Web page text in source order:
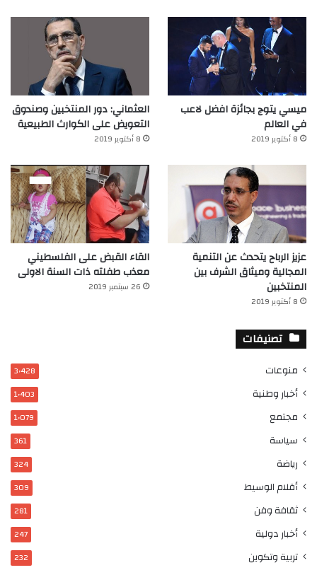
ميسي يتوج بجائزة افضل لاعب
في العالم‎
8 أكتوبر 2019
العثماني: دور المنتخبين وصندوق
التعويض على الكوارث الطبيعية
8 أكتوبر 2019
عزيز الرباح يتحدث عن التنمية
المجالية وميثاق الشرف بين
المنتخبين
8 أكتوبر 2019
القاء القبض على الفلسطيني
معذب طفلته ذات السنة الاولى
26 سبتمبر 2019
تصنيفات
منوعات 3٬428
أخبار وطنية 1٬403
مجتمع 1٬079
سياسة 361
رياضة 324
أقلام الوسيط 309
ثقافة وفن 281
أخبار دولية 247
تربية وتكوين 232